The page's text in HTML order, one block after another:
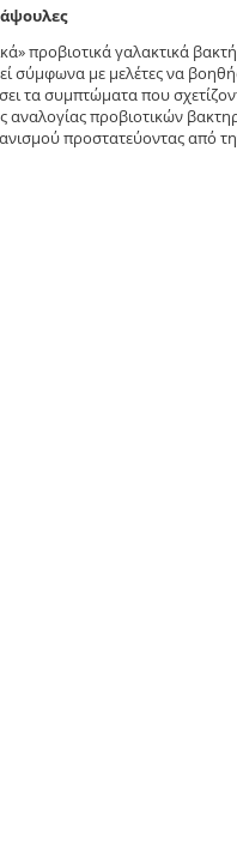
προβιοτικά γαλακτικά
σύμφωνα με μελέτες να
τα συμπτώματα που
αναλογίας προβιοτικών
προστατεύοντας από